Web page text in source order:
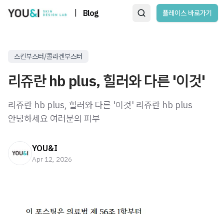
Blog 플레이스 바로가기
스킨부스터/콜라겐부스터
리쥬란 hb plus, 힐러와 다른 '이것'
리쥬란 hb plus, 힐러와 다른 '이것' 리쥬란 hb plus
안녕하세요 여러분의 피부
YOU&I
Apr 12, 2026